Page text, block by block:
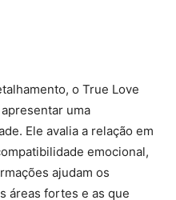
o True Love
uma
Ele avalia a relação em
emocional,
ajudam os
áreas fortes e as que